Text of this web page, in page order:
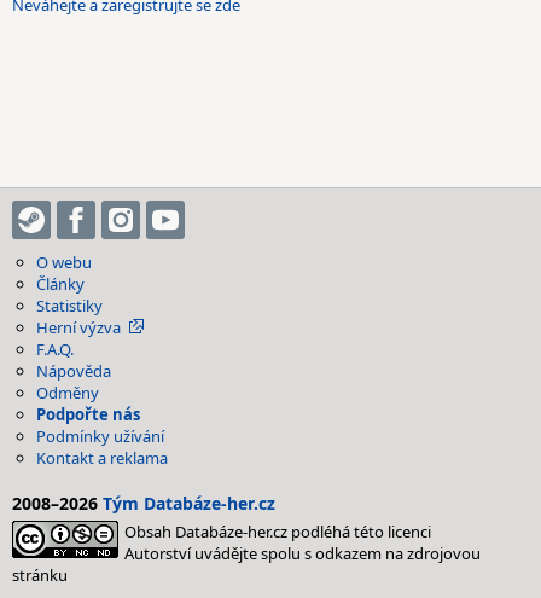
Neváhejte a zaregistrujte se zde
O webu
Články
Statistiky
Herní výzva
F.A.Q.
Nápověda
Odměny
Podpořte nás
Podmínky užívání
Kontakt a reklama
2008–2026 Tým Databáze-her.cz
Obsah Databáze-her.cz podléhá této licenci
Autorství uvádějte spolu s odkazem na zdrojovou
stránku